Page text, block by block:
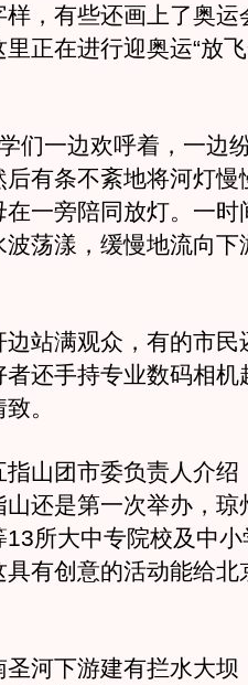
样，有些还画上了奥
里正在进行迎奥运“放
一边欢呼着，一边
有条不紊地将河灯慢
一旁陪同放灯。一时
荡漾，缓慢地流向下
站满观众，有的市民
还手持专业数码相机
。
山团市委负责人介绍
还是第一次举办，琼
所大中专院校及中
有创意的活动能给
河下游建有拦水大坝